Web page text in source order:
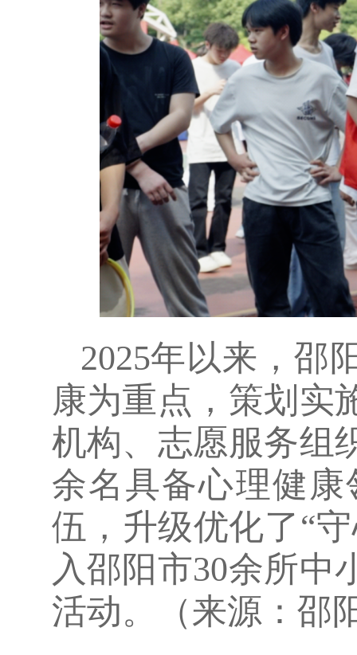
2025年以来，邵
康为重点，策划实
机构、志愿服务组
余名具备心理健
伍，升级优化了“
入邵阳市30余所中
活动。（来源：邵